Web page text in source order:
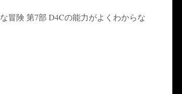
冒険 第7部 D4Cの能力がよくわからな